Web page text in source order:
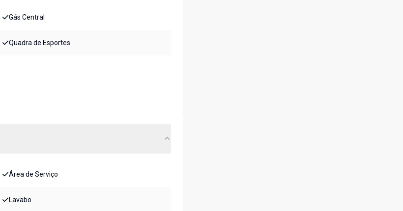
Gás Central
Quadra de Esportes
Área de Serviço
Lavabo